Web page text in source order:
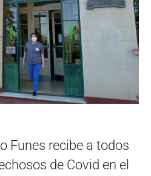
Funes recibe a todos
de Covid en el